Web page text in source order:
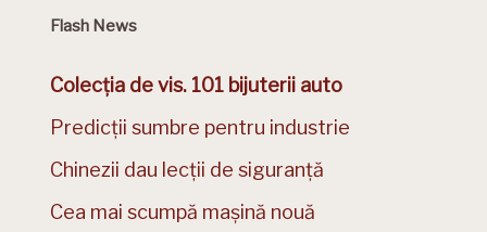
Flash News
Colecția de vis. 101 bijuterii auto
Predicții sumbre pentru industrie
Chinezii dau lecții de siguranță
Cea mai scumpă mașină nouă